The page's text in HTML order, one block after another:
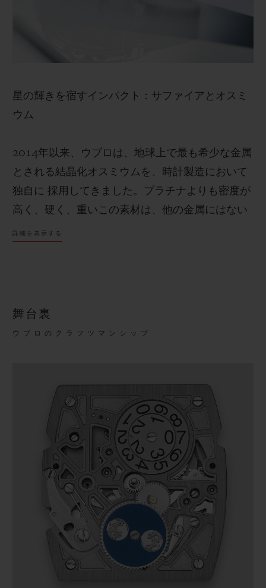
星の輝きを宿すインパクト：サファイアとオスミ
ウム
2014年以来、ウブロは、地球上で最も希少な金属
とされる結晶化オスミウムを、時計製造において
独自に 採用してきました。プラチナよりも密度が
高く、硬く、重いこの素材は、他の金属にはない
自然な青みを帯びた輝きを放ちます。ヴァレー州
詳細を表示する
舞台裏
ウブロのクラフツマンシップ